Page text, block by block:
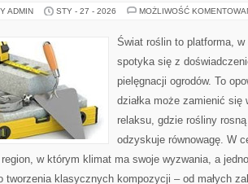
ADMIN STY - 27 - 2026 MOŻLIWOŚĆ
Świat roślin to platforma,
spotyka się z
pielęgnacji ogrodów. To
działka może zamienić się
relaksu, gdzie rośliny
odzyskuje równowagę. W
w którym klimat ma swoje wyzwania, a
tworzenia klasycznych kompozycji – od małych